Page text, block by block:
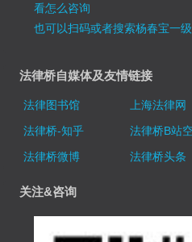
看怎么咨询
也可以扫码或者搜索杨春宝一
法律桥自媒体及友情链接
法律图书馆 上海法律网
法律桥-知乎
法律桥B站
法律桥微博
法律桥头条
关注&咨询